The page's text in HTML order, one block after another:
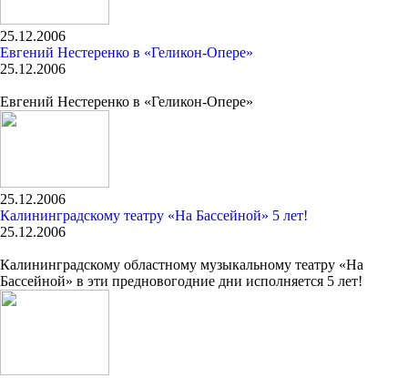
25.12.2006
Евгений Нестеренко в «Геликон-Опере»
25.12.2006
Евгений Нестеренко в «Геликон-Опере»
25.12.2006
Калининградскому театру «На Бассейной» 5 лет!
25.12.2006
Калининградскому областному музыкальному театру «На
Бассейной» в эти предновогодние дни исполняется 5 лет!